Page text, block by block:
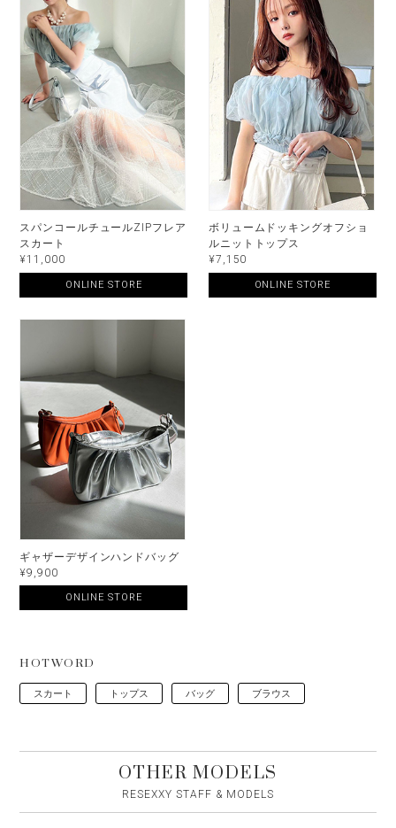
スパンコールチュールZIPフレア
スカート
¥11,000
ONLINE STORE
ボリュームドッキングオフショ
ルニットトップス
¥7,150
ONLINE STORE
ギャザーデザインハンドバッグ
¥9,900
ONLINE STORE
HOTWORD
スカート トップス バッグ ブラウス
OTHER MODELS
RESEXXY STAFF & MODELS